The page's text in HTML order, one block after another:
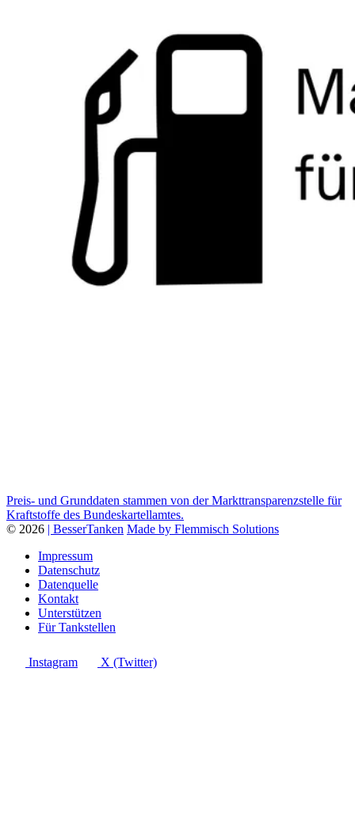
Preis- und Grunddaten stammen von der Markttransparenzstelle für
Kraftstoffe des Bundeskartellamtes.
© 2026 | BesserTanken Made by Flemmisch Solutions
Impressum
Datenschutz
Datenquelle
Kontakt
Unterstützen
Für Tankstellen
Instagram X (Twitter)